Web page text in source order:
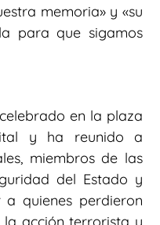
memoria» y «su
para que sigamos
en la plaza
y ha reunido a
miembros de las
del Estado y
quienes perdieron